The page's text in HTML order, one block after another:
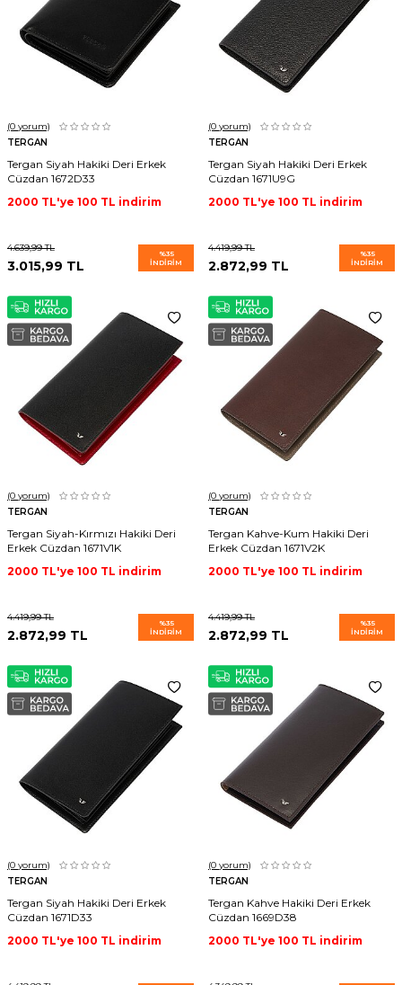
(0 yorum)
TERGAN
Tergan Siyah Hakiki Deri Erkek
Cüzdan 1672D33
2000 TL'ye 100 TL indirim
4.639,99TL
3.015,99 TL
%35
İNDIRIM
(0 yorum)
TERGAN
Tergan Siyah Hakiki Deri Erkek
Cüzdan 1671U9G
2000 TL'ye 100 TL indirim
4.419,99TL
2.872,99 TL
%35
İNDIRIM
(0 yorum)
TERGAN
Tergan Siyah-Kırmızı Hakiki Deri
Erkek Cüzdan 1671V1K
2000 TL'ye 100 TL indirim
4.419,99TL
2.872,99 TL
%35
İNDIRIM
(0 yorum)
TERGAN
Tergan Kahve-Kum Hakiki Deri
Erkek Cüzdan 1671V2K
2000 TL'ye 100 TL indirim
4.419,99TL
2.872,99 TL
%35
İNDIRIM
(0 yorum)
TERGAN
Tergan Siyah Hakiki Deri Erkek
Cüzdan 1671D33
2000 TL'ye 100 TL indirim
(0 yorum)
TERGAN
Tergan Kahve Hakiki Deri Erkek
Cüzdan 1669D38
2000 TL'ye 100 TL indirim